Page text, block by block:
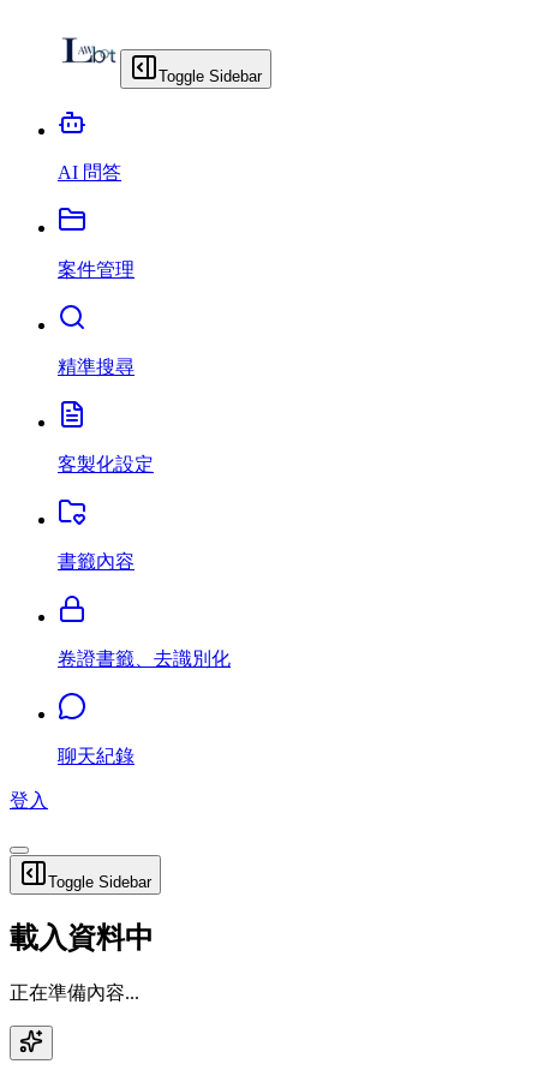
Toggle Sidebar
AI 問答
案件管理
精準搜尋
客製化設定
書籤內容
卷證書籤、去識別化
聊天紀錄
登入
Toggle Sidebar
載入資料中
正在準備內容...